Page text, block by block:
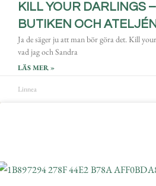
KILL YOUR DARLINGS
BUTIKEN OCH ATELJÉN
Ja de säger ju att man bör göra det. Kill
vad jag och Sandra
LÄS MER »
Linnea